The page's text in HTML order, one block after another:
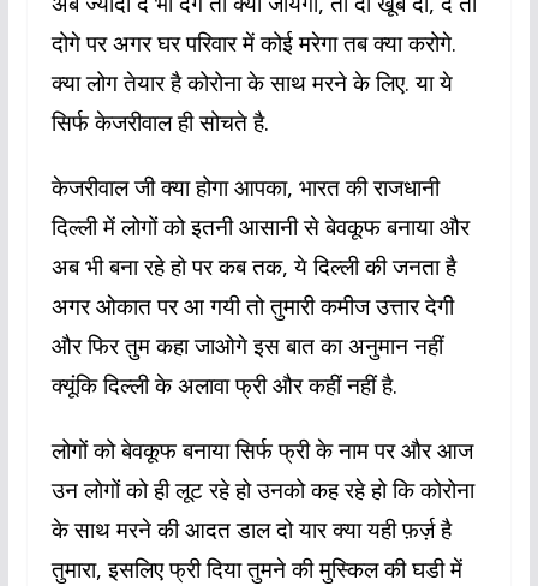
दोगे पर अगर घर परिवार में कोई मरेगा तब क्या करोगे.
क्या लोग तेयार है कोरोना के साथ मरने के लिए. या ये
सिर्फ केजरीवाल ही सोचते है.
केजरीवाल जी क्या होगा आपका, भारत की राजधानी
दिल्ली में लोगों को इतनी आसानी से बेवकूफ बनाया और
अब भी बना रहे हो पर कब तक, ये दिल्ली की जनता है
अगर ओकात पर आ गयी तो तुमारी कमीज उत्तार देगी
और फिर तुम कहा जाओगे इस बात का अनुमान नहीं
क्यूंकि दिल्ली के अलावा फ्री और कहीं नहीं है.
लोगों को बेवकूफ बनाया सिर्फ फ्री के नाम पर और आज
उन लोगों को ही लूट रहे हो उनको कह रहे हो कि कोरोना
के साथ मरने की आदत डाल दो यार क्या यही फ़र्ज़ है
तुमारा, इसलिए फ्री दिया तुमने की मुस्किल की घडी में